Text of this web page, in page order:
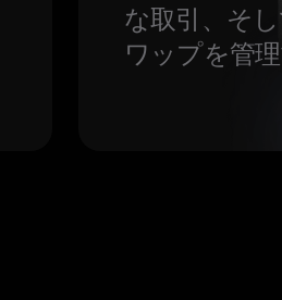
な取引、そ
ワップを管